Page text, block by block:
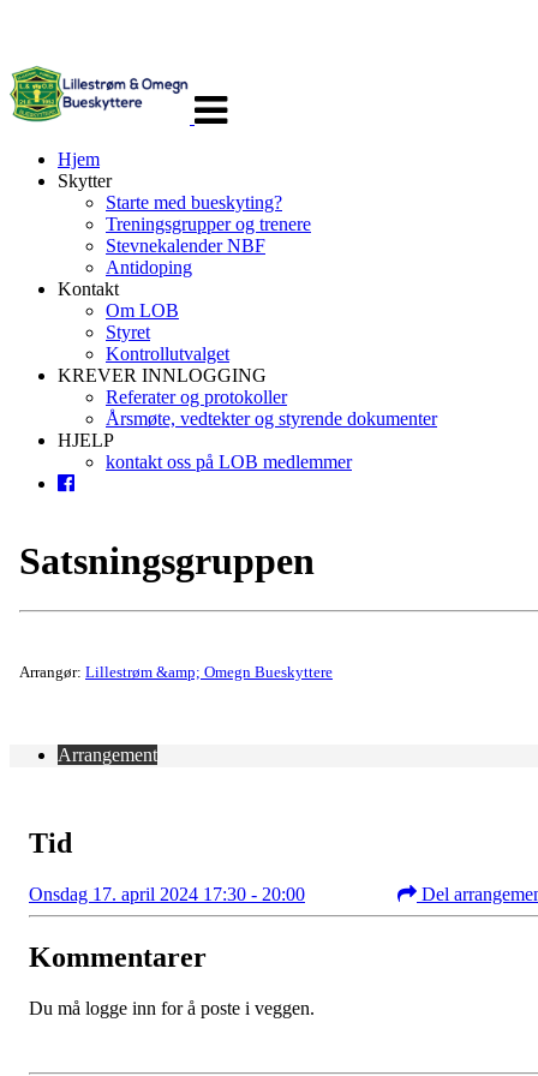
navigasjon
Hjem
Skytter
Starte med bueskyting?
Treningsgrupper og trenere
Stevnekalender NBF
Antidoping
Kontakt
Om LOB
Styret
Kontrollutvalget
KREVER INNLOGGING
Referater og protokoller
Årsmøte, vedtekter og styrende dokumenter
HJELP
kontakt oss på LOB medlemmer
Satsningsgruppen
Arrangør: Lillestrøm &amp; Omegn Bueskyttere
Arrangement
Tid
Onsdag 17. april 2024 17:30 - 20:00 Del
Kommentarer
Du må logge inn for å poste i veggen.